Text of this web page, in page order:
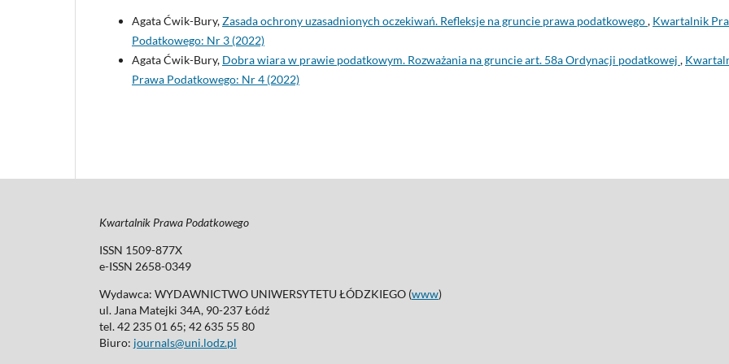
Agata Ćwik-Bury,Zasada ochrony uzasadnionych oczekiwań. Refleksje na gruncie prawa podatkowego, Kwartalnik
Podatkowego: Nr 3 (2022)
Agata Ćwik-Bury, Dobra wiara w prawie podatkowym. Rozważania na gruncie art. 58a Ordynacji podatkowej ,
Prawa Podatkowego: Nr 4 (2022)
Kwartalnik Prawa Podatkowego
ISSN 1509-877X
e-ISSN 2658-0349
Wydawca: WYDAWNICTWO UNIWERSYTETU ŁÓDZKIEGO (www)
ul. Jana Matejki 34A, 90-237 Łódź
tel. 42 235 01 65; 42 635 55 80
Biuro: journals@uni.lodz.pl